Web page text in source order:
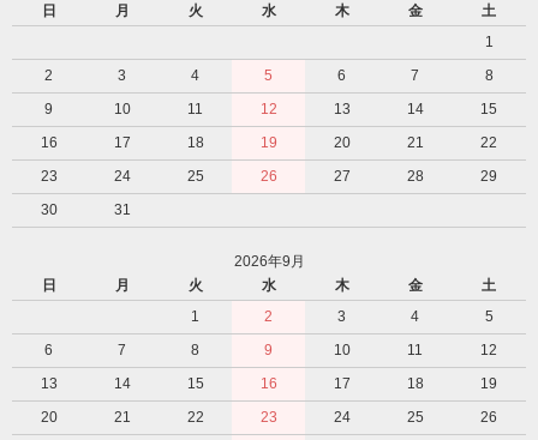
日
月 火 水 木 金
土
1
2
3 4 5 6 7
8
9
10 11 12 13 14
15
16
17 18 19 20 21
22
23
24 25 26 27 28
29
30
31
2026年9月
日
月 火 水 木 金
土
1
2 3 4
5
6
7 8 9 10 11
12
13
14 15 16 17 18
19
20
21 22 23 24 25
26